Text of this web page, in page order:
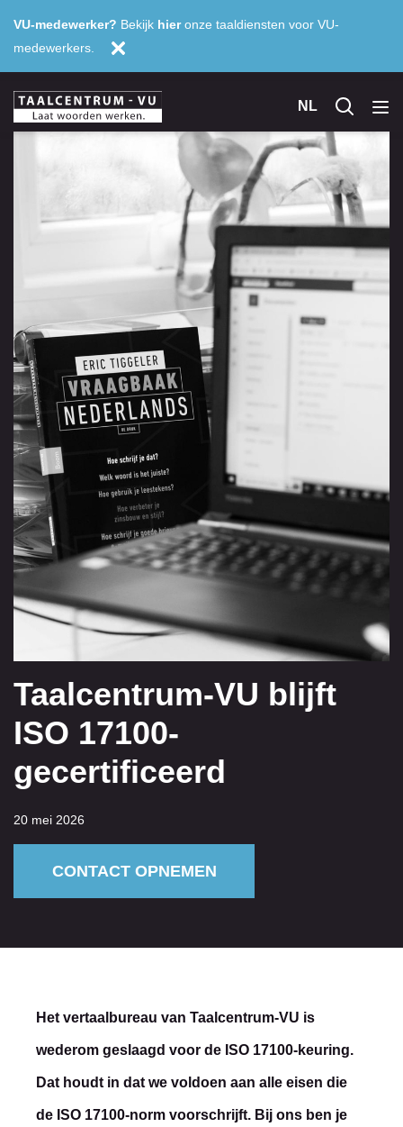
VU-medewerker? Bekijk hieronze taaldiensten voor VU-
medewerkers.
NL
Taalcentrum-VU blijft
ISO 17100-
gecertificeerd
20 mei 2026
CONTACT OPNEMEN
Het vertaalbureau van Taalcentrum-VU is
wederom geslaagd voor de ISO 17100-keuring.
Dat houdt in dat we voldoen aan alle eisen die
de ISO 17100-norm voorschrijft. Bij ons ben je